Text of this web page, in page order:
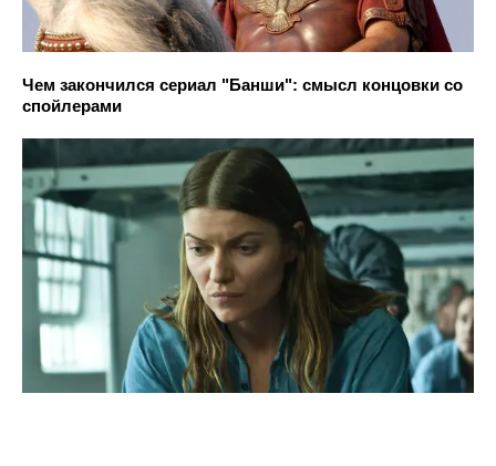
Чем закончился сериал "Банши": смысл концовки со
спойлерами